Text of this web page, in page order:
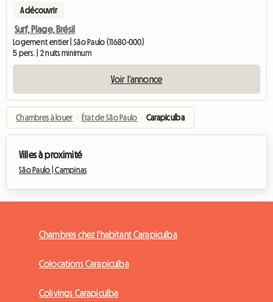
A découvrir
Surf, Plage, Brésil
Logement entier | São Paulo (11680-000)
5 pers. | 2 nuits minimum
Voir l'annonce
Chambres à louer › État de São Paulo › Carapicuíba
Villes à proximité
São Paulo |Campinas
Chambres chez l'habitant Carapicuíba
Colocations Carapicuíba
Colivings Carapicuíba